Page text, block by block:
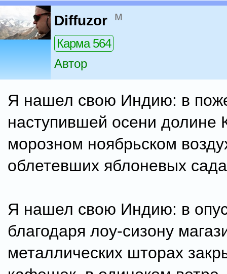
Diffuzor м
Карма 564
Автор
Я нашел свою Индию: в
наступившей осени долине
морозном ноябрьском
облетевших яблоневых
Я нашел свою Индию: в
благодаря лоу-сизону
металлических шторах